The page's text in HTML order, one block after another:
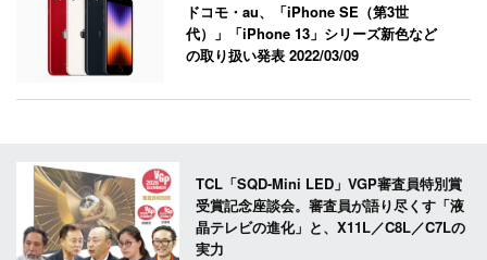
ドコモ・au、「iPhone SE（第3世
代）」「iPhone 13」シリーズ新色など
の取り扱い発表2022/03/09
TCL「SQD-Mini LED」VGP審査員特別賞
受賞記念座談会。審査員が語り尽くす「液
晶テレビの進化」と、X11L／C8L／C7Lの
実力